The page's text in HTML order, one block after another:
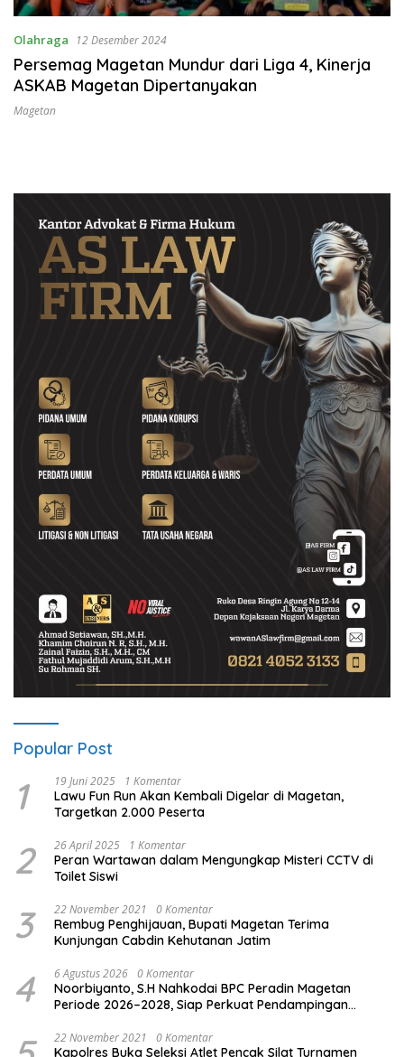
Olahraga 12 Desember 2024
Persemag Magetan Mundur dari Liga 4, Kinerja
ASKAB Magetan Dipertanyakan
Magetan
Popular Post
1 19 Juni 2025 1 Komentar
Lawu Fun Run Akan Kembali Digelar di Magetan,
Targetkan 2.000 Peserta
2 26 April 2025 1 Komentar
Peran Wartawan dalam Mengungkap Misteri CCTV di
Toilet Siswi
3 22 November 2021 0 Komentar
Rembug Penghijauan, Bupati Magetan Terima
Kunjungan Cabdin Kehutanan Jatim
4 6 Agustus 2026 0 Komentar
Noorbiyanto, S.H Nahkodai BPC Peradin Magetan
Periode 2026–2028, Siap Perkuat Pendampingan
22 November 2021 0 Komentar
Kapolres Buka Seleksi Atlet Pencak Silat Turnamen